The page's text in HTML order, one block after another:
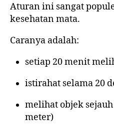
Aturan ini sangat
kesehatan mata.
Caranya adalah:
setiap 20 menit
istirahat selama 20
melihat objek
meter)